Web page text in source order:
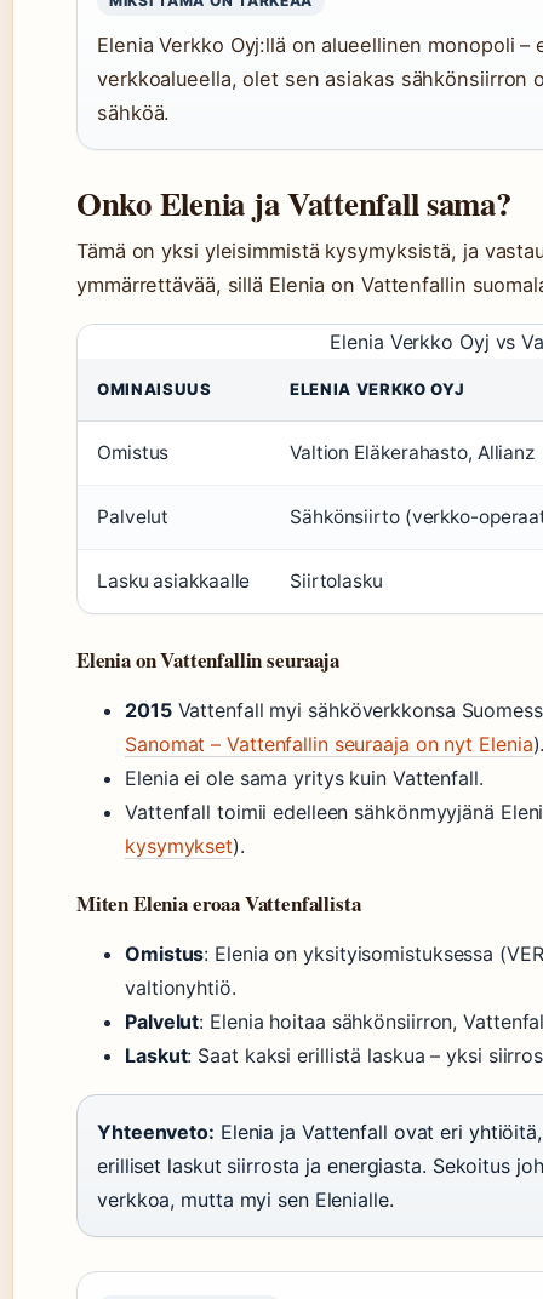
Elenia Verkko Oyj:llä on alueellinen monopoli
verkkoalueella, olet sen asiakas sähkönsiirron
sähköä.
Onko Elenia ja Vattenfall sama?
Tämä on yksi yleisimmistä kysymyksistä, ja
ymmärrettävää, sillä Elenia on Vattenfallin
Elenia Verkko Oyj vs
OMINAISUUS ELENIA VERKKO OYJ
Omistus Valtion Eläkerahasto, Allianz
Palvelut Sähkönsiirto (verkko-
Lasku asiakkaalle Siirtolasku
Elenia on Vattenfallin seuraaja
2015Vattenfall myi sähköverkkonsa
Sanomat – Vattenfallin seuraaja on nyt Elenia
Elenia ei ole sama yritys kuin Vattenfall.
Vattenfall toimii edelleen sähkönmyyjänä
kysymykset).
Miten Elenia eroaa Vattenfallista
Omistus: Elenia on yksityisomistuksessa
valtionyhtiö.
Palvelut: Elenia hoitaa sähkönsiirron,
Laskut: Saat kaksi erillistä laskua – yksi
Yhteenveto: Elenia ja Vattenfall ovat eri
erilliset laskut siirrosta ja energiasta. Sekoitus
verkkoa, mutta myi sen Elenialle.